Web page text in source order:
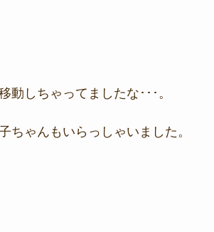
動しちゃってましたな･･･。
ちゃんもいらっしゃいました。